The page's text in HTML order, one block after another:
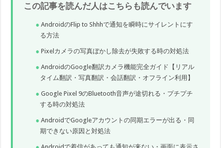
この記事を読んだ人はこちらも読んでいます
AndroidのFlip to Shhhで通知を瞬時にサイレントにす
る方法
Pixelカメラの写真ぼかし除去が失敗する時の対処法
AndroidのGoogle翻訳カメラ機能完全ガイド【リアル
タイム翻訳・写真翻訳・会話翻訳・オフライン利用】
Google Pixel 9のBluetooth音声が途切れる・プチプチ
する時の対処法
AndroidでGoogleアカウントの同期エラーが出る・同
期できない原因と対処法